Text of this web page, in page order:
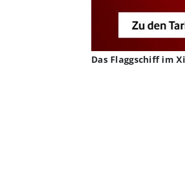
Das Flaggschiff im